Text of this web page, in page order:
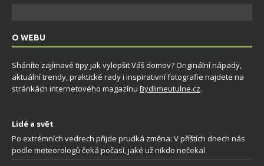
O WEBU
Sháníte zajímavé tipy jak vylepšit Váš domov? Originální nápady,
aktuální trendy, praktické rady i inspirativní fotografie najdete na
stránkách internetového magazínu Bydlimeutulne.cz.
Lidé a svět
Po extrémních vedrech přijde prudká změna: V příštích dnech nás
podle meteorologů čeká počasí, jaké už nikdo nečekal